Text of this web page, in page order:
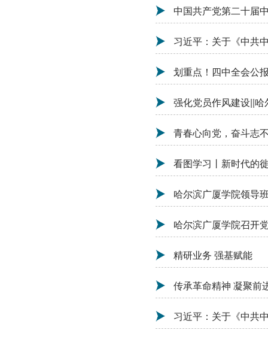
中国共产党第二十届
习近平：关于《中共
划重点！四中全会公
强化党员作风建设||
青春心向党，奋斗志
看图学习丨新时代的
哈尔滨广厦学院领导
哈尔滨广厦学院召开
精研业务 强基赋能
传承革命精神 凝聚前
习近平：关于《中共